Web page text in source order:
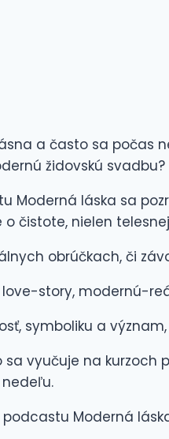
a často sa počas
židovskú svadbu?
Moderná láska sa
čistote, nielen
obrúčkach, či
story, modernú-
symboliku a
vyučuje na kurzoch
Moderná